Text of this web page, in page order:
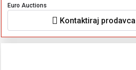
Euro Auctions
Kontaktiraj prodavca